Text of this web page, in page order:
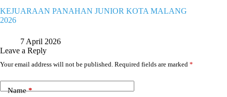
KEJUARAAN PANAHAN JUNIOR KOTA MALANG
2026
7 April 2026
Leave a Reply
Your email address will not be published. Required fields are marked *
Name*